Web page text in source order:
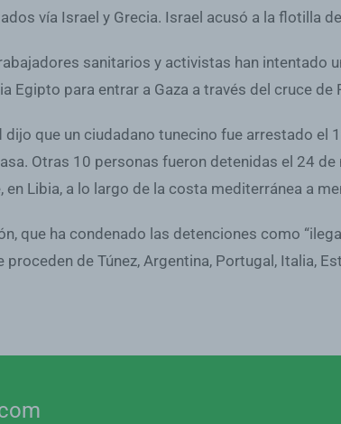
vía Israel y Grecia. Israel acusó a la flotilla
sanitarios y activistas han intentado
Egipto para entrar a Gaza a través del cruce de
dijo que un ciudadano tunecino fue arrestado
Otras 10 personas fueron detenidas el 24
en Libia, a lo largo de la costa mediterránea a
que ha condenado las detenciones como
proceden de Túnez, Argentina, Portugal, Italia,